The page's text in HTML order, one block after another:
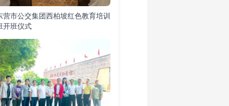
营市公交集团西柏坡红色教育培训
开班仪式